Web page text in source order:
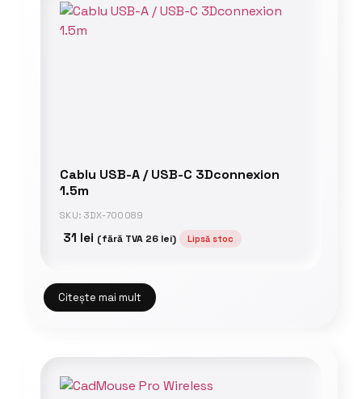
Cablu USB-A / USB-C 3Dconnexion
1.5m
SKU: 3DX-700089
31 lei (fără TVA 26 lei) Lipsă stoc
Citește mai mult